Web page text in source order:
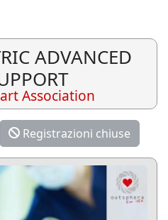
ADVANCED
Association
Registrazioni chiuse